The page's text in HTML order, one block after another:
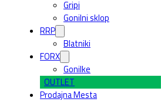
Gripi
Gonilni sklop
RRP
Blatniki
FORX
Gonilke
OUTLET
Prodajna Mesta